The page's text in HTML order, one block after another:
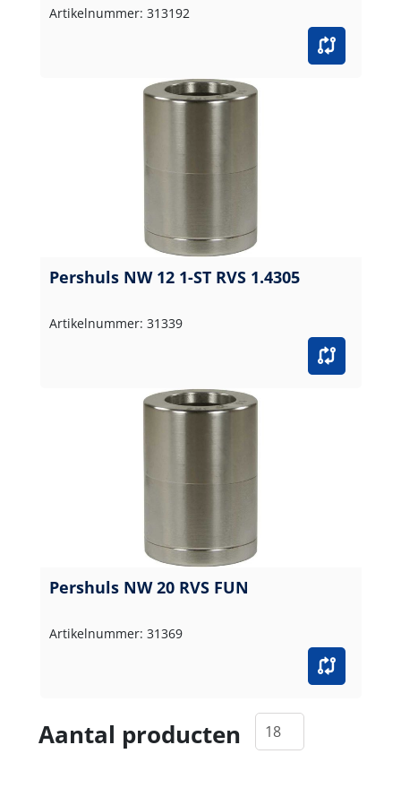
Artikelnummer: 313192
Pershuls NW 12 1-ST RVS 1.4305
Artikelnummer: 31339
Pershuls NW 20 RVS FUN
Artikelnummer: 31369
Aantal producten